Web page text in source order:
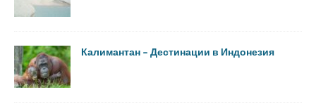
Калимантан – Дестинации в Индонезия